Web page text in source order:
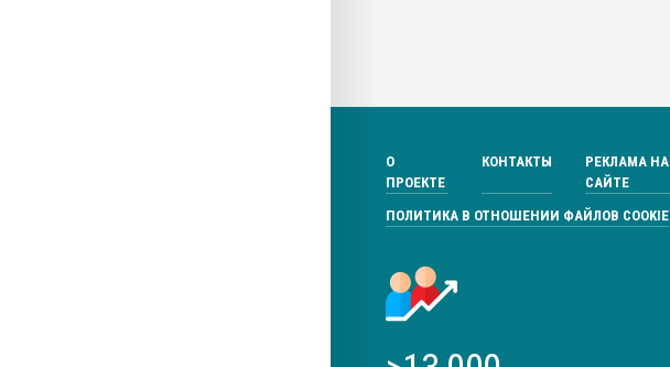
О
ПРОЕКТЕ
КОНТАКТЫ
РЕКЛАМА НА
САЙТЕ
ПОЛИТИКА В ОТНОШЕНИИ ФАЙЛОВ COOKIE